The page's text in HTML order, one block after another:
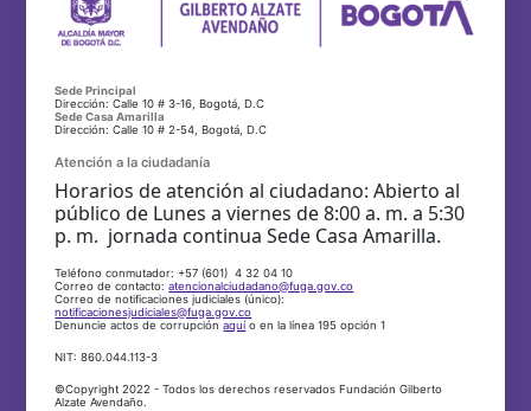
Sede Principal
Dirección: Calle 10 # 3-16, Bogotá, D.C
Sede Casa Amarilla
Dirección: Calle 10 # 2-54, Bogotá, D.C
Atención a la ciudadanía
Horarios de atención al ciudadano: Abierto al
público de Lunes a viernes de 8:00 a. m. a 5:30
p. m. jornada continua Sede Casa Amarilla.
Teléfono conmutador: +57 (601) 4 32 04 10
Correo de contacto:atencionalciudadano@fuga.gov.co
Correo de notificaciones judiciales (único):
notificacionesjudiciales@fuga.gov.co
Denuncie actos de corrupciónaquí o en la línea 195 opción 1
NIT: 860.044.113-3
©Copyright 2022 - Todos los derechos reservados Fundación Gilberto
Alzate Avendaño.